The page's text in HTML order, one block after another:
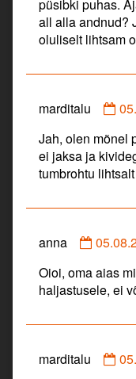
püsibki puhas.
all alla andnud?
oluliselt lihtsam
marditalu
on
Jah, olen mõnel
ei jaksa ja
tumbrohtu
anna
anna
Oioi, oma aias
haljastusele, ei
marditalu